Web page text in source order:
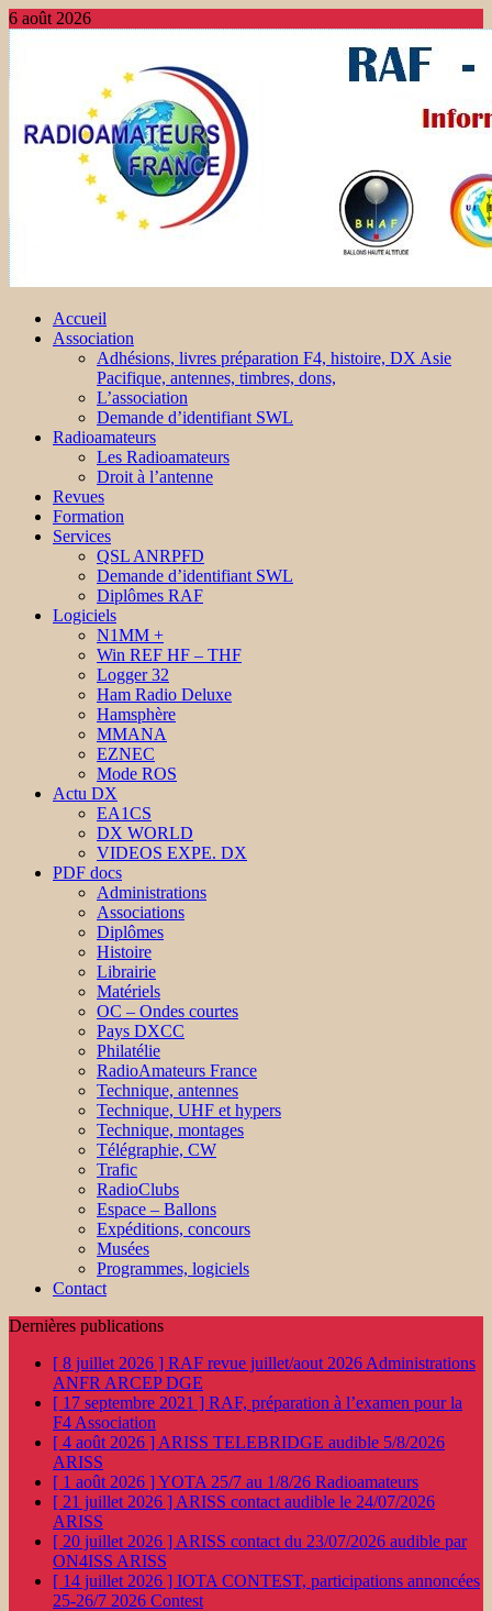
6 août 2026
Accueil
Association
Adhésions, livres préparation F4, histoire, DX Asie
Pacifique, antennes, timbres, dons,
L’association
Demande d’identifiant SWL
Radioamateurs
Les Radioamateurs
Droit à l’antenne
Revues
Formation
Services
QSL ANRPFD
Demande d’identifiant SWL
Diplômes RAF
Logiciels
N1MM +
Win REF HF – THF
Logger 32
Ham Radio Deluxe
Hamsphère
MMANA
EZNEC
Mode ROS
Actu DX
EA1CS
DX WORLD
VIDEOS EXPE. DX
PDF docs
Administrations
Associations
Diplômes
Histoire
Librairie
Matériels
OC – Ondes courtes
Pays DXCC
Philatélie
RadioAmateurs France
Technique, antennes
Technique, UHF et hypers
Technique, montages
Télégraphie, CW
Trafic
RadioClubs
Espace – Ballons
Expéditions, concours
Musées
Programmes, logiciels
Contact
Dernières publications
[ 8 juillet 2026 ] RAF revue juillet/aout 2026 Administrations
ANFR ARCEP DGE
[ 17 septembre 2021 ] RAF, préparation à l’examen pour la
F4 Association
[ 4 août 2026 ] ARISS TELEBRIDGE audible 5/8/2026
ARISS
[ 1 août 2026 ]YOTA 25/7 au 1/8/26 Radioamateurs
[ 21 juillet 2026 ] ARISS contact audible le 24/07/2026
ARISS
[ 20 juillet 2026 ] ARISS contact du 23/07/2026 audible par
ON4ISS ARISS
[ 14 juillet 2026 ] IOTA CONTEST, participations annoncées
25-26/7 2026 Contest